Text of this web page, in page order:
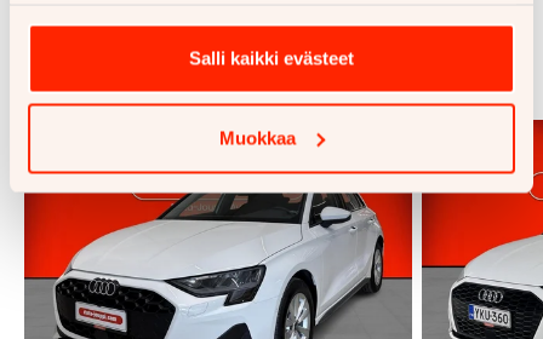
Salli kaikki evästeet
Muokkaa
Samankaltaisia ajoneuvoja